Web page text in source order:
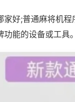
家好;普通麻将机
能的设备或工具。